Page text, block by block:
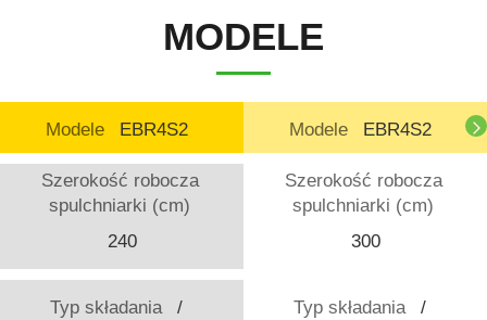
MODELE
Modele EBR4S2 Modele EBR4S2
Szerokość robocza
spulchniarki (cm)
240
Szerokość robocza
spulchniarki (cm)
300
Typ składania / Typ składania /